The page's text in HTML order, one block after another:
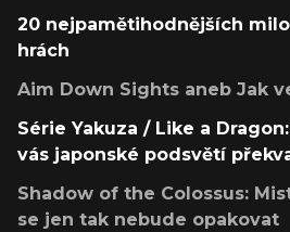
20 nejpamětihodnějších
hrách
Aim Down Sights aneb Jak
Série Yakuza / Like a
vás japonské podsvětí
Shadow of the Colossus:
se jen tak nebude opakovat